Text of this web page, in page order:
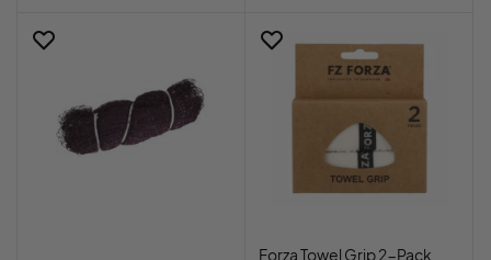
Forza Towel Grip 2-Pack